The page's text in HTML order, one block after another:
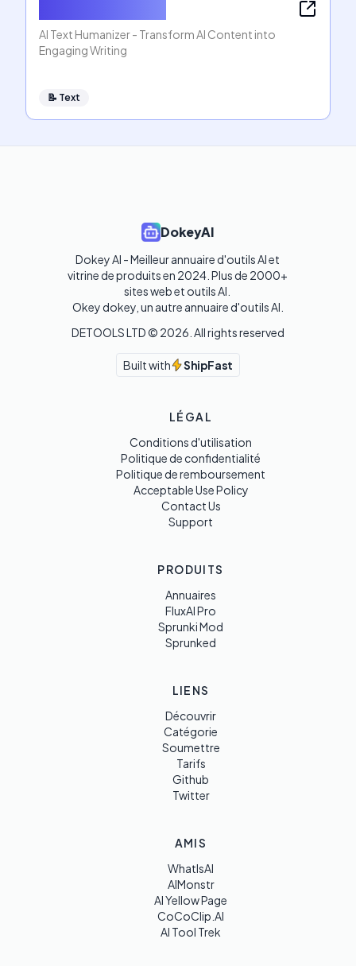
AI Text Humanizer - Transform AI Content into
Engaging Writing
📝 Text
DokeyAI
Dokey AI - Meilleur annuaire d'outils AI et
vitrine de produits en 2024. Plus de 2000+
sites web et outils AI.
Okey dokey, un autre annuaire d'outils AI.
DETOOLS LTD © 2026 . All rights reserved
Built with ShipFast
LÉGAL
Conditions d'utilisation
Politique de confidentialité
Politique de remboursement
Acceptable Use Policy
Contact Us
Support
PRODUITS
Annuaires
FluxAI Pro
Sprunki Mod
Sprunked
LIENS
Découvrir
Catégorie
Soumettre
Tarifs
Github
Twitter
AMIS
WhatIsAI
AIMonstr
AI Yellow Page
CoCoClip.AI
AI Tool Trek